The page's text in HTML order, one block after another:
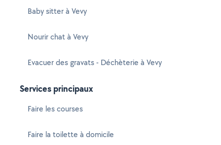
Baby sitter à Vevy
Nourir chat à Vevy
Evacuer des gravats - Déchèterie à Vevy
Services principaux
Faire les courses
Faire la toilette à domicile